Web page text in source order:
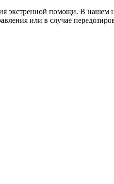
экстренной помощи. В нашем
или в случае